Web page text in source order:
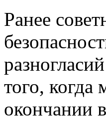
Ранее
того,
окончании